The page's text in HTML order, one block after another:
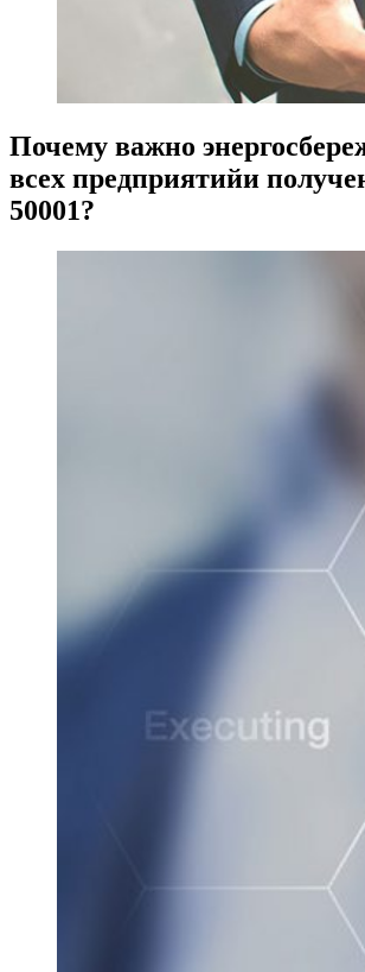
Почему важно
всех предприятийи
50001?